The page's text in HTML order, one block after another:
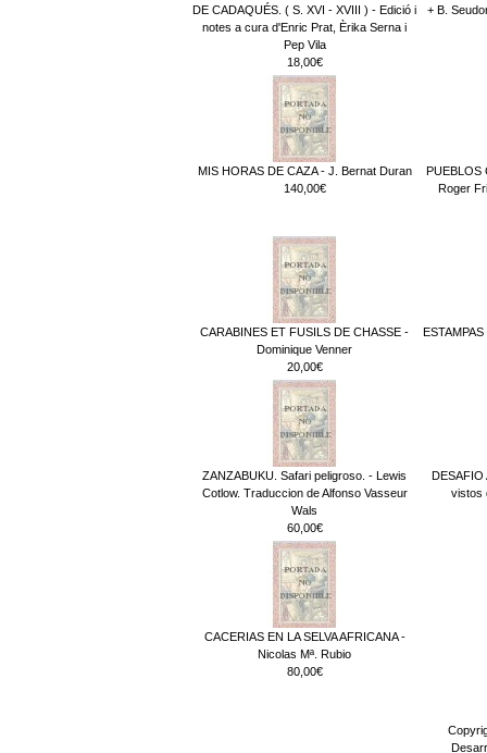
DE CADAQUÉS. ( S. XVI - XVIII ) - Edició i
notes a cura d'Enric Prat, Èrika Serna i
Pep Vila
18,00€
+ B.
MIS HORAS DE CAZA - J. Bernat Duran
140,00€
PUEBLOS
Roger
CARABINES ET FUSILS DE CHASSE -
Dominique Venner
20,00€
ZANZABUKU. Safari peligroso. - Lewis
Cotlow. Traduccion de Alfonso Vasseur
Wals
60,00€
DESAFIO
vistos
CACERIAS EN LA SELVA AFRICANA -
Nicolas Mª. Rubio
80,00€